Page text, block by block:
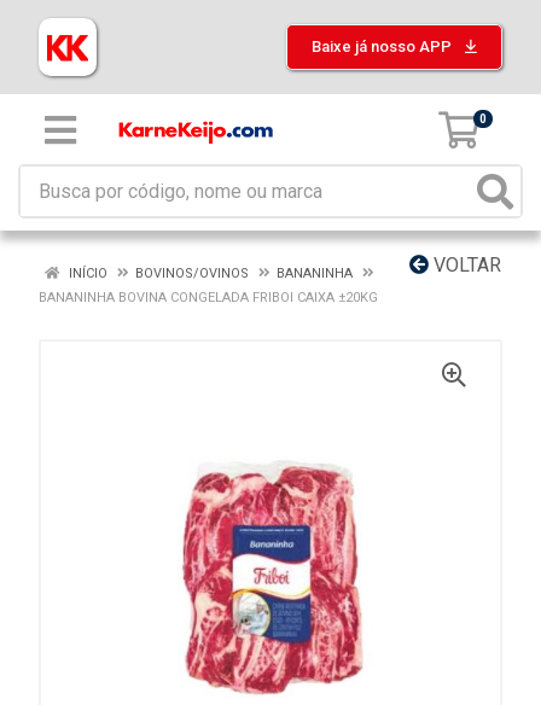
Baixe já nosso APP
0
VOLTAR
INÍCIO BOVINOS/OVINOS
BANANINHA
BANANINHA BOVINA CONGELADA FRIBOI CAIXA ±20KG